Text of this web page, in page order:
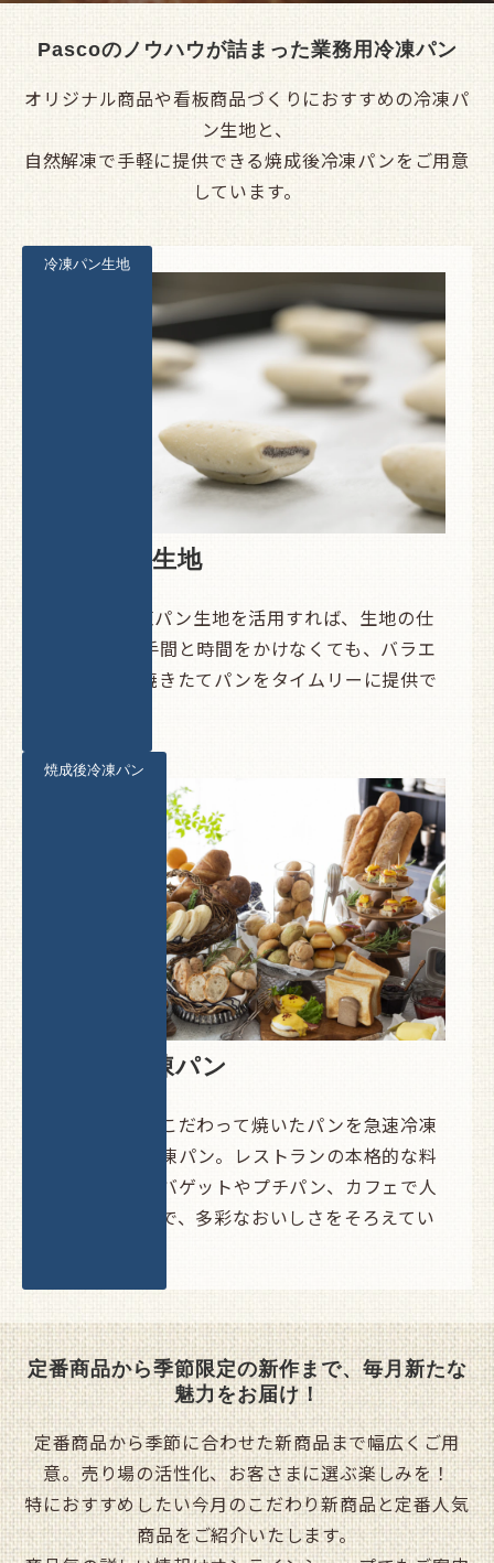
Pascoのノウハウが詰まった業務用冷凍パン
オリジナル商品や看板商品づくりにおすすめの冷凍パ
ン生地と、
自然解凍で手軽に提供できる焼成後冷凍パンをご用意
しています。
冷凍パン生地
Pascoの冷凍パン生地を活用すれば、生地の仕
込みなどの手間と時間をかけなくても、バラエ
ティ豊かな焼きたてパンをタイムリーに提供で
冷凍パン生地
焼成後冷凍パン
素材と製法にこだわって焼いたパンを急速冷凍
した焼成後冷凍パン。レストランの本格的な料
理に合わせるバゲットやプチパン、カフェで人
気の洋菓子まで、多彩なおいしさをそろえてい
焼成後冷凍パン
定番商品から季節限定の新作まで、毎月新たな
魅力をお届け！
定番商品から季節に合わせた新商品まで幅広くご用
意。売り場の活性化、お客さまに選ぶ楽しみを！
特におすすめしたい今月のこだわり新商品と定番人気
商品をご紹介いたします。